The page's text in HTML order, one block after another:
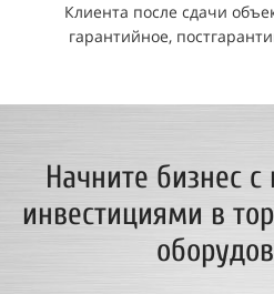
Клиента после сдачи
гарантийное,
Начните бизнес
инвестициями в